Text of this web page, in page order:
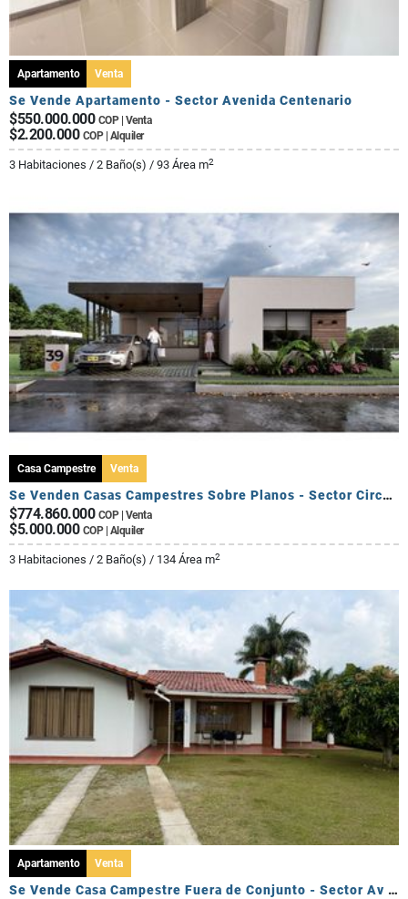
Apartamento Venta
Se Vende Apartamento - Sector Avenida Centenario
$550.000.000 COP | Venta
$2.200.000 COP | Alquiler
3 Habitaciones / 2 Baño(s) / 93 Área m2
Casa Campestre Venta
Se Venden Casas Campestres Sobre Planos - Sector Circasia
$774.860.000 COP | Venta
$5.000.000 COP | Alquiler
3 Habitaciones / 2 Baño(s) / 134 Área m2
Apartamento Venta
Se Vende Casa Campestre Fuera de Conjunto - Sector Av Centenario